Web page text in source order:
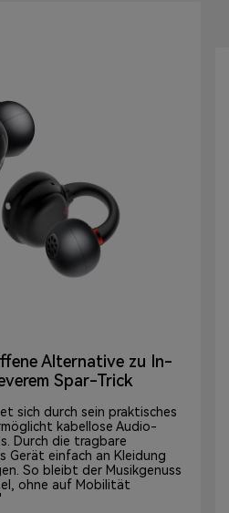
Alternative zu In-
Spar-Trick
sich durch sein praktisches
kabellose Audio-
Durch die tragbare
Gerät einfach an Kleidung
So bleibt der Musikgenuss
ohne auf Mobilität